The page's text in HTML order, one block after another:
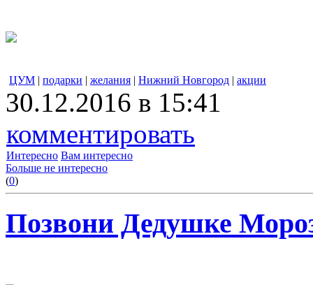
ЦУМ | подарки | желания | Нижний Новгород | акции
30.12.2016 в 15:41
комментировать
Интересно Вам интересно
Больше не интересно
(0)
Позвони Дедушке